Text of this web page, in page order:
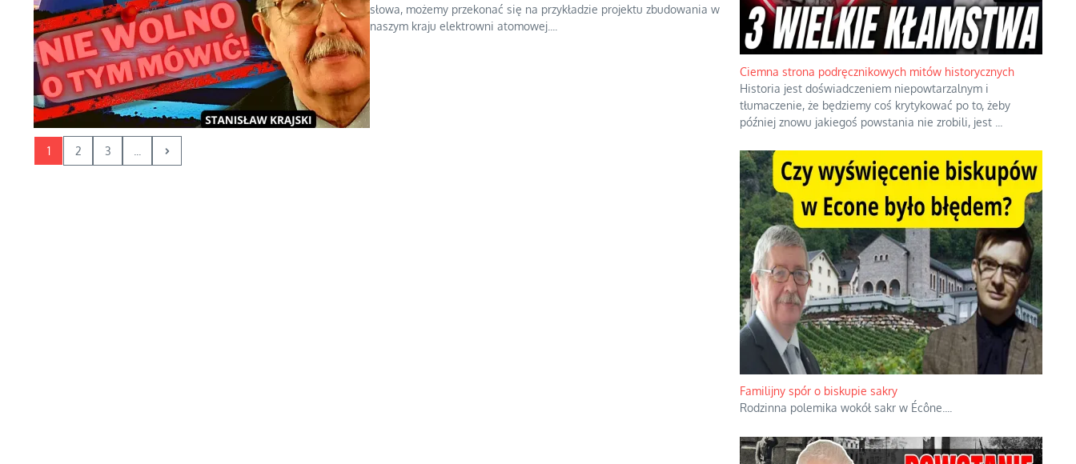
słowa, możemy przekonać się na przykładzie projektu zbudowania w
naszym kraju elektrowni atomowej....
1 2 3
Ciemna strona podręcznikowych mitów historycznych
Historia jest doświadczeniem niepowtarzalnym i
tłumaczenie, że będziemy coś krytykować po to, żeby
później znowu jakiegoś powstania nie zrobili, jest
Familijny spór o biskupie sakry
Rodzinna polemika wokół sakr w Écône.